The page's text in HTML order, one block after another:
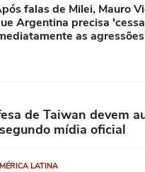
falas de Milei, Mauro
Argentina precisa
as
de Taiwan devem
mídia oficial
LATINA